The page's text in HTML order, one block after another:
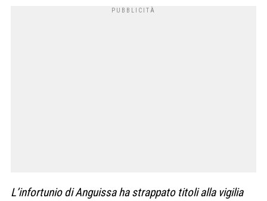
L’infortunio di Anguissa ha strappato titoli alla vigilia